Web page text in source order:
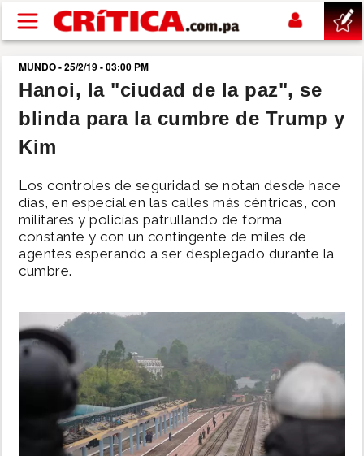
Pasar al contenido principal
buscar
SUCESOS
POLÍTICA
SHOW
MUNDO
INSÓLITAS
MULTIMEDIA
MUNDO - 25/2/19 - 03:00 PM
Hanoi, la "ciudad de la paz", se
blinda para la cumbre de Trump y
Kim
Los controles de seguridad se notan desde hace
días, en especial en las calles más céntricas, con
militares y policías patrullando de forma
constante y con un contingente de miles de
agentes esperando a ser desplegado durante la
cumbre.